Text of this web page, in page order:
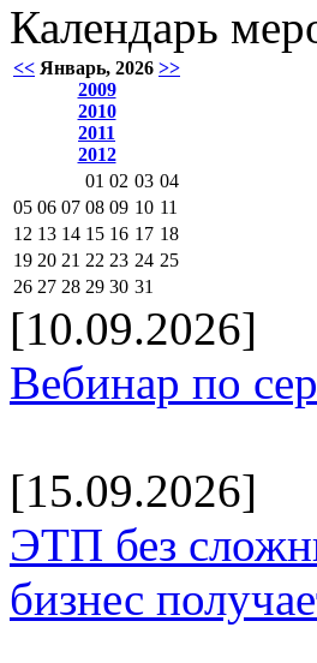
Календарь
<< Январь, 2026 >>
2009
2010
2011
2012
01 02 03 04
05 06 07 08 09 10 11
12 13 14 15 16 17 18
19 20 21 22 23 24 25
26 27 28 29 30 31
[10.09.2026]
Вебинар по
[15.09.2026]
ЭТП без
бизнес